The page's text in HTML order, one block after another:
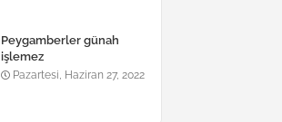
Peygamberler günah
işlemez
Pazartesi, Haziran 27, 2022